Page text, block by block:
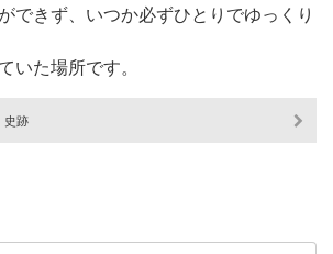
できず、いつか必ずひとりでゆっくり
いた場所です。
史跡